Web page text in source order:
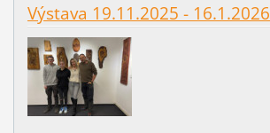
Výstava 19.11.2025 - 16.1.2026